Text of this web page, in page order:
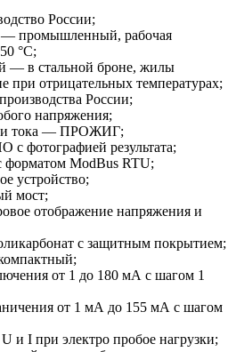
России;
— промышленный, рабочая
°C;
— в стальной броне, жилы
при отрицательных температурах;
России;
напряжения;
тока — ПРОЖИГ;
с фотографией результата;
форматом ModBus RTU;
устройство;
мост;
отображение напряжения и
с защитным покрытием;
от 1 до 180 мА с шагом 1
от 1 мА до 155 мА с шагом
и I при электро пробое нагрузки;